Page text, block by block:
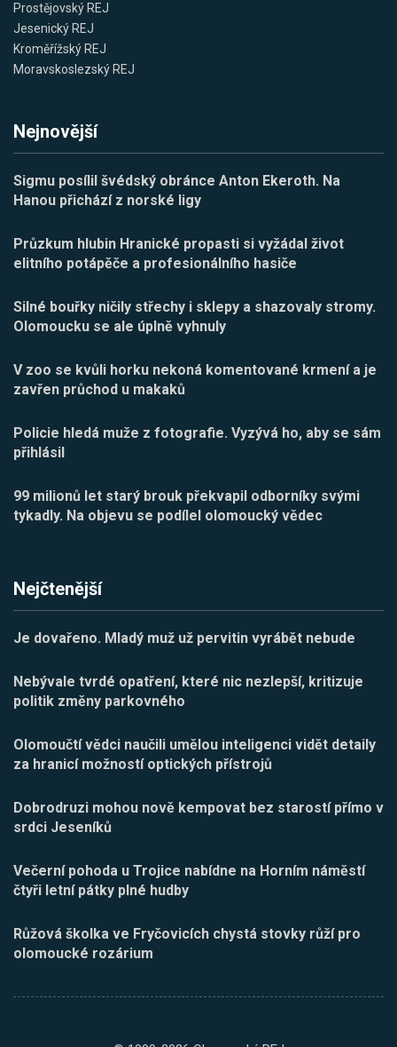
Prostějovský REJ
Jesenický REJ
Kroměřížský REJ
Moravskoslezský REJ
Nejnovější
Sigmu posílil švédský obránce Anton Ekeroth. Na
Hanou přichází z norské ligy
Průzkum hlubin Hranické propasti si vyžádal život
elitního potápěče a profesionálního hasiče
Silné bouřky ničily střechy i sklepy a shazovaly stromy.
Olomoucku se ale úplně vyhnuly
V zoo se kvůli horku nekoná komentované krmení a je
zavřen průchod u makaků
Policie hledá muže z fotografie. Vyzývá ho, aby se sám
přihlásil
99 milionů let starý brouk překvapil odborníky svými
tykadly. Na objevu se podílel olomoucký vědec
Nejčtenější
Je dovařeno. Mladý muž už pervitin vyrábět nebude
Nebývale tvrdé opatření, které nic nezlepší, kritizuje
politik změny parkovného
Olomoučtí vědci naučili umělou inteligenci vidět detaily
za hranicí možností optických přístrojů
Dobrodruzi mohou nově kempovat bez starostí přímo v
srdci Jeseníků
Večerní pohoda u Trojice nabídne na Horním náměstí
čtyři letní pátky plné hudby
Růžová školka ve Fryčovicích chystá stovky růží pro
olomoucké rozárium